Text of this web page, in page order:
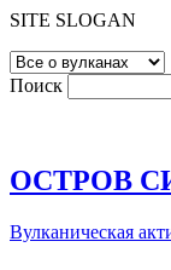
SITE SLOGAN
Поиск
ОСТРОВ
Вулканическая